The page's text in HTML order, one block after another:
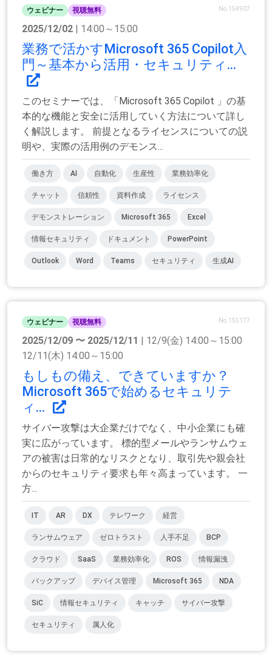
ウェビナー 視聴無料 No.154907
2025/12/02 | 14:00～15:00
業務で活かすMicrosoft 365 Copilot入
門～基本から活用・セキュリティ...
このセミナーでは、「Microsoft 365 Copilot 」の基
本的な機能と安全に活用していく方法について詳し
く解説します。 前提となるライセンスについての説
明や、実際の活用例のデモンス...
働き方 AI 自動化 生産性 業務効率化
チャット 信頼性 資料作成 ライセンス
デモンストレーション Microsoft 365 Excel
情報セキュリティ ドキュメント PowerPoint
Outlook Word Teams セキュリティ 生成AI
ウェビナー 視聴無料 No.155177
2025/12/09 〜 2025/12/11
| 12/9(金) 14:00～15:00
12/11(木) 14:00～15:00
もしもの備え、できていますか？
Microsoft 365で始めるセキュリテ
ィ...
サイバー攻撃は大企業だけでなく、中小企業にも確
実に広がっています。 標的型メールやランサムウェ
アの被害は日常的なリスクとなり、取引先や親会社
からのセキュリティ要求も年々高まっています。 一
方...
IT AR DX テレワーク 経営
ランサムウェア ゼロトラスト 人手不足 BCP
クラウド SaaS 業務効率化 ROS 情報漏洩
バックアップ デバイス管理 Microsoft 365 NDA
SiC 情報セキュリティ キャッチ サイバー攻撃
セキュリティ 属人化